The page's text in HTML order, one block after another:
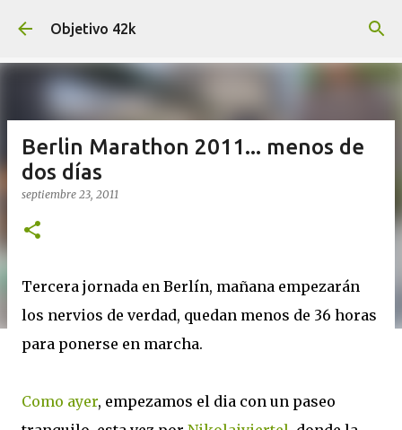
Ir al contenido principal
Objetivo 42k
Berlin Marathon 2011... menos de
dos días
septiembre 23, 2011
Tercera jornada en Berlín, mañana empezarán
los nervios de verdad, quedan menos de 36 horas
para ponerse en marcha.
Como ayer, empezamos el dia con un paseo